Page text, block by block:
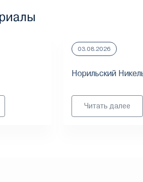
03.08.2026
Норильский
Читать далее